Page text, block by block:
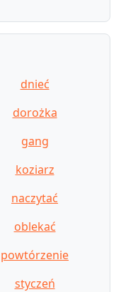
dnieć
dorożka
gang
koziarz
naczytać
oblekać
powtórzenie
styczeń